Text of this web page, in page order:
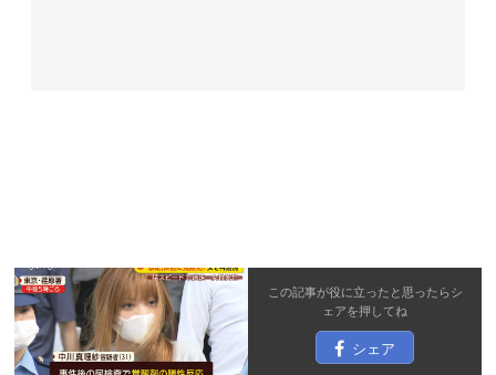
この記事が役に立ったと思ったらシ
ェアを押してね
シェア